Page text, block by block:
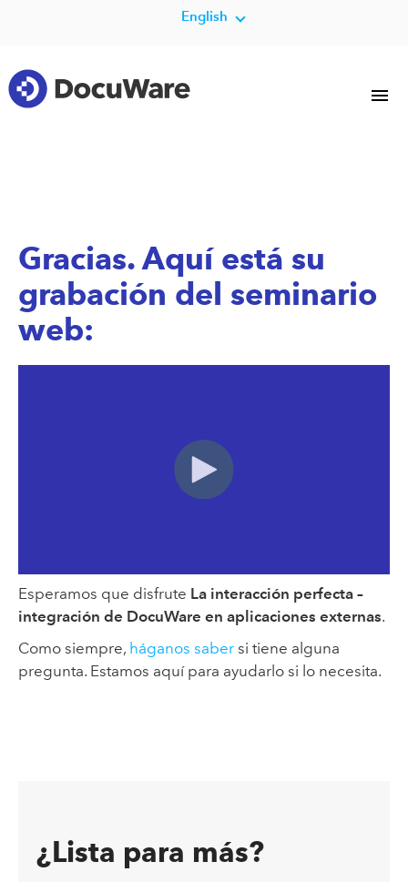
English
Gracias. Aquí está su
grabación del seminario
web:
Esperamos que disfrute La interacción perfecta –
integración de DocuWare en aplicaciones externas.
Como siempre, háganos saber si tiene alguna
pregunta. Estamos aquí para ayudarlo si lo necesita.
¿Lista para más?